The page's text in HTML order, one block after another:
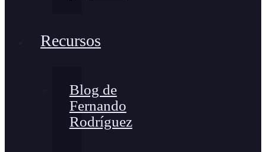
Recursos
Blog de
Fernando
Rodríguez